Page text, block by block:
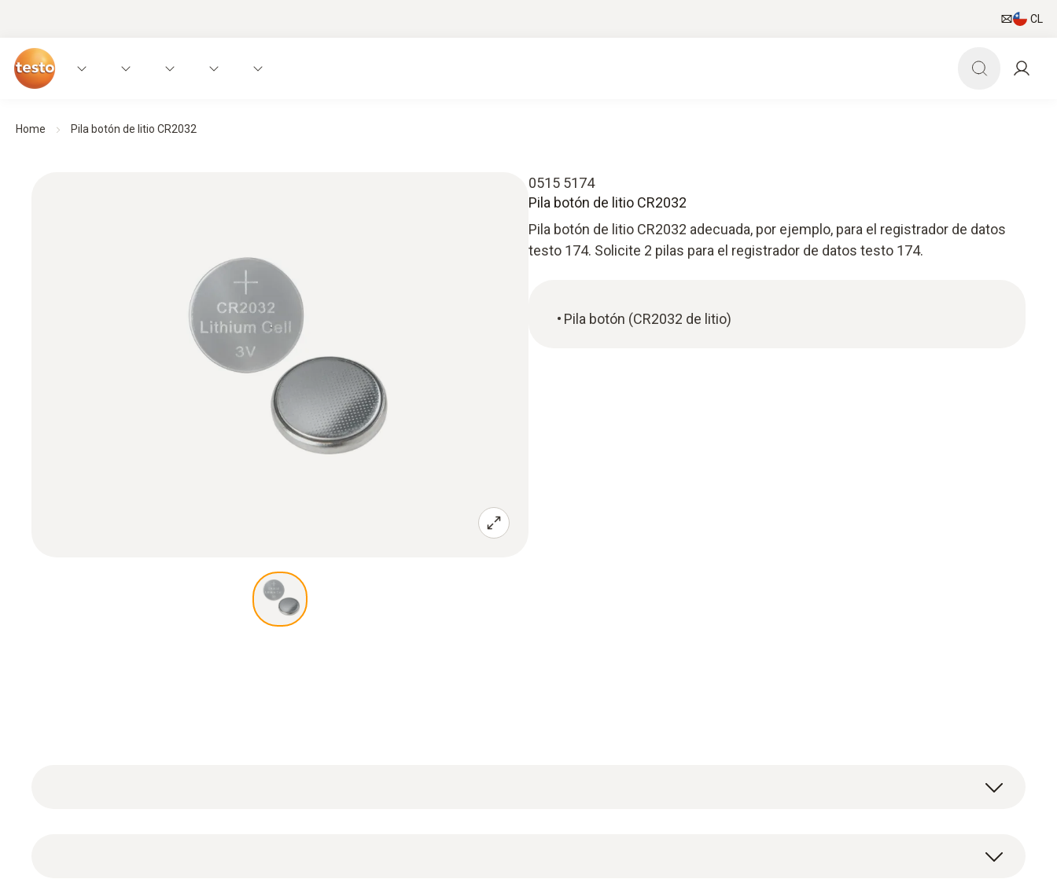
CL
Home Pila botón de litio CR2032
0515 5174
Pila botón de litio CR2032
Pila botón de litio CR2032 adecuada, por ejemplo, para el registrador de datos
testo 174. Solicite 2 pilas para el registrador de datos testo 174.
Pila botón (CR2032 de litio)